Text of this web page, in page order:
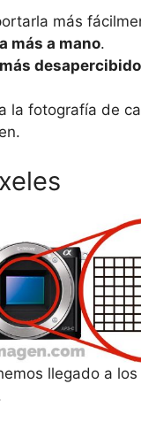
más
más a mano.
desapercibido
la fotografía de
llegado a